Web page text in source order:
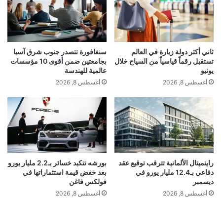
“سعد الحريري ليس مجرد اسم في السياسة اللبنانية، بل
حالة شعبية مستمرة أثبتت أن العلاقة بين القائد وجمهوره
تبقى أقوى من كل الظروف والتحديات.”
و
ت
غ
ض
ا
ل
ق
ة
خ
ي
ي
ر
ع
ي
ا
ن
ط
1
T
M
C
ف
ي
ع
ثاني أكثر دولة زيارة في العالم
تستقبل رقماً قياسياً من السياح خلال
يونيو
أغسطس 8, 2026
سنغافورة تتصدر جنوب شرق آسيا
بجامعتين ضمن أقوى 10 مؤسسات
عالمية للهندسة
أغسطس 8, 2026
راينميتال الألمانية تترقب توقيع عقد
دفاعي بـ12.4 مليار يورو في
ديسمبر
أغسطس 8, 2026
بورشه تتكبد خسائر بـ2.2 مليار يورو
بعد خفض قيمة استثماراتها في
فولكس فاغن
أغسطس 8, 2026